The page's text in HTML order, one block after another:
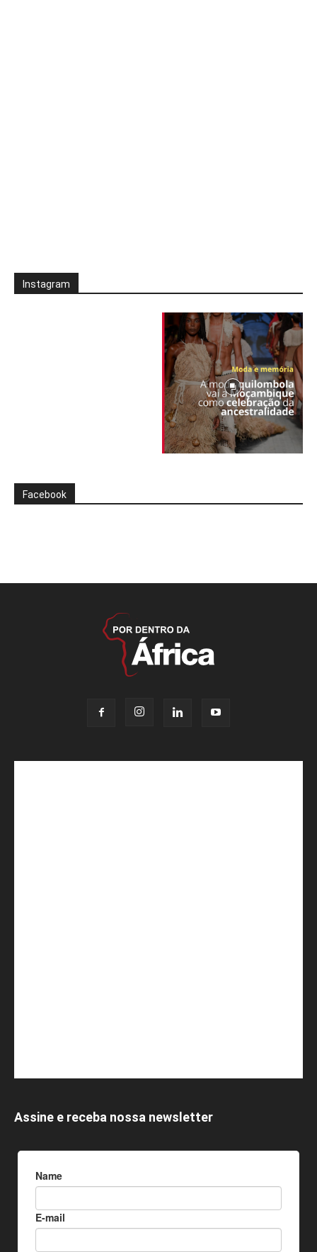
Instagram
Facebook
Assine e receba nossa newsletter